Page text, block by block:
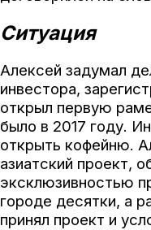
Ситуация
Алексей задумал
инвестора,
открыл первую
было в 2017 году.
открыть кофейню.
азиатский проект,
эксклюзивностью
городе десятки, а
принял проект и